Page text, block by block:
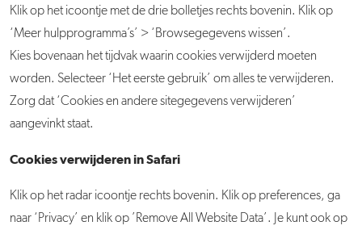
Klik op het icoontje met de drie bolletjes rechts bovenin. Klik op
‘Meer hulpprogramma’s’ > ‘Browsegegevens wissen’.
Kies bovenaan het tijdvak waarin cookies verwijderd moeten
worden. Selecteer ‘Het eerste gebruik’ om alles te verwijderen.
Zorg dat ‘Cookies en andere sitegegevens verwijderen’
aangevinkt staat.
Cookies verwijderen in Safari
Klik op het radar icoontje rechts bovenin. Klik op preferences, ga
naar ‘Privacy’ en klik op ’Remove All Website Data’. Je kunt ook op